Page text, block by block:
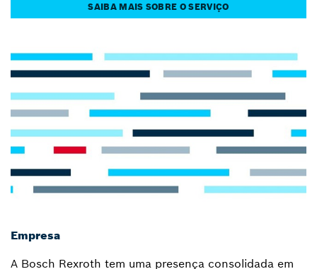
SAIBA MAIS SOBRE O SERVIÇO
Empresa
A Bosch Rexroth tem uma presença consolidada em